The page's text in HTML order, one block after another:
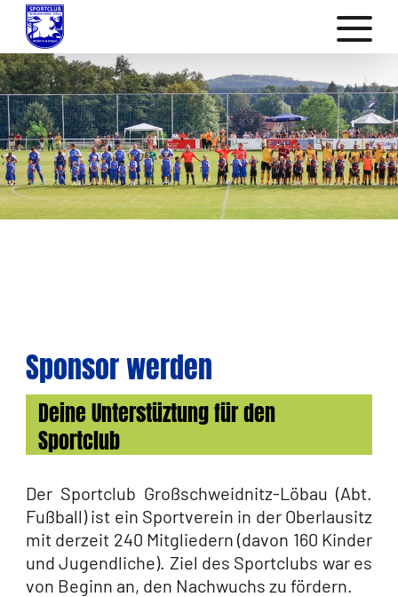
Sponsor werden
Deine Unterstüztung für den
Sportclub
Der Sportclub Großschweidnitz-Löbau (Abt.
Fußball) ist ein Sportverein in der Oberlausitz
mit derzeit 240 Mitgliedern (davon 160 Kinder
und Jugendliche). Ziel des Sportclubs war es
von Beginn an, den Nachwuchs zu fördern.